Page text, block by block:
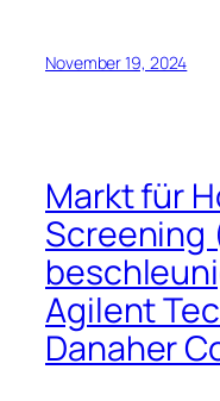
November 19, 2024
Markt für
Screening
Agilent
Danaher